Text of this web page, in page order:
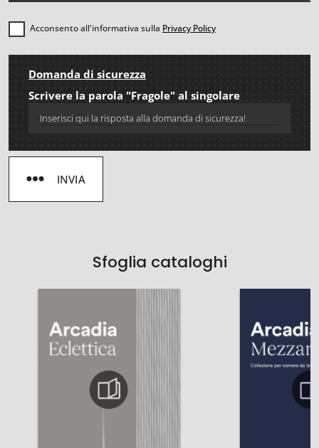
Sfoglia cataloghi
Acconsento all'informativa sulla Privacy Policy
Domanda di sicurezza
Scrivere la parola "Fragole" al singolare
INVIA